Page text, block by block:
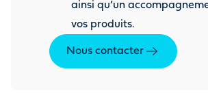
ainsi qu’un
vos produits.
Nous contacter